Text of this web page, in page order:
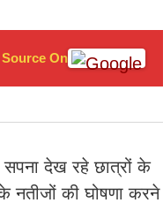
On
सपना देख रहे छात्रों के
नतीजों की घोषणा करने